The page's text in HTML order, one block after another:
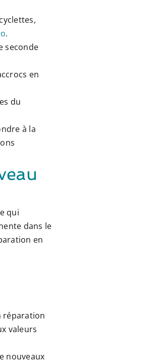
.
seconde
en
du
à la
qui
dans le
en
réparation
valeurs
nouveaux